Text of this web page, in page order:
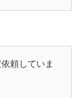
頼していま